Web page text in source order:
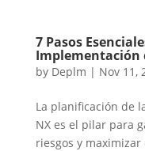
7 Pasos
Implementación
by Deplm | Nov 11,
La planificación de
NX es el pilar para
riesgos y